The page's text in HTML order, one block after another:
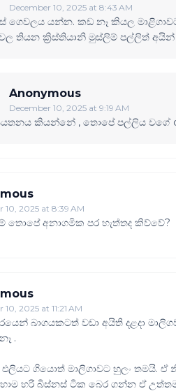
December 10, 2025 at 8:43 AM
ගෙවලය යන්න. කඩ නෑ කියල
තියන ක්‍රිස්තියානි මුස්ලිම් පල්ලිත්
Anonymous
December 10, 2025 at 9:19 AM
කියන්නේ , තොපේ පල්ලිය වගේ
10, 2025 at 8:39 AM
තොපේ අනාගමික පර හැත්තද කිව්වේ?
10, 2025 at 11:21 AM
බාගයකටත් වඩා අයිති දළදා
.
ගියොත් මාලිගාවට හුලං තමයි.
හරි බිස්නස් ටික බෙර ගන්න ඒ